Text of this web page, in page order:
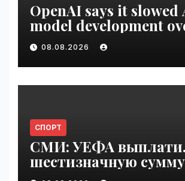
OpenAI says it slowed
model development
security concerns |
08.08.2026
СПОРТ
СМИ: УЕФА
шестизначную сумму
любовнице